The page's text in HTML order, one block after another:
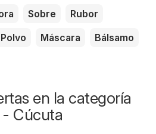
Sobre
Rubor
Polvo Máscara
Bálsamo
en la categoría
- Cúcuta